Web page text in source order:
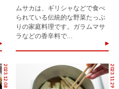
ムサカは、ギリシャなどで食べ
られている伝統的な野菜たっぷ
りの家庭料理です。ガラムマサ
ラなどの香辛料で...
2023.12.08 2023.11.29